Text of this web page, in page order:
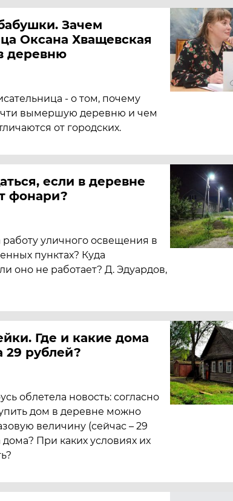
Зачем
Оксана Хващевская
деревню
- о том, почему
вымершую деревню и чем
от городских.
если в деревне
фонари?
работу уличного освещения в
пунктах? Куда
оно не работает? Д. Эдуардов,
Где и какие дома
29 рублей?
облетела новость: согласно
дом в деревне можно
величину (сейчас – 29
дома? При каких условиях их